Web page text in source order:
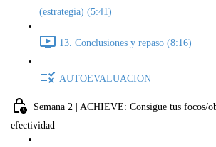
(estrategia) (5:41)
13. Conclusiones y repaso (8:16)
AUTOEVALUACION
Semana 2 | ACHIEVE: Consigue tus focos/
efectividad